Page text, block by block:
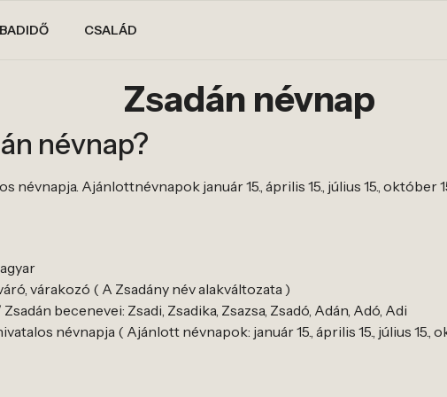
CSALÁD
Zsadán névnap
névnap?
névnapja. Ajánlottnévnapok január 15., április 15., július 15., október
várakozó ( A Zsadány név alakváltozata )
becenevei: Zsadi, Zsadika, Zsazsa, Zsadó, Adán, Adó, Adi
névnapja ( Ajánlott névnapok: január 15., április 15., július 15.,